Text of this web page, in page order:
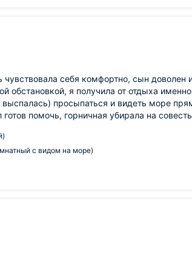
себя комфортно, сын доволен
обстановкой, я получила от отдыха
просыпаться и видеть море
помочь, горничная убирала на
с видом на море)